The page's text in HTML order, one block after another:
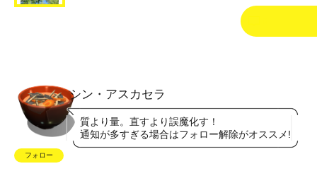
フォロー
シン・アスカセラ
質より量。直すより誤魔化す！
通知が多すぎる場合はフォロー解除がオススメ!